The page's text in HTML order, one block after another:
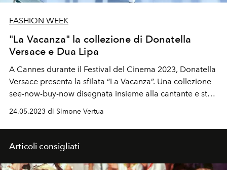
FASHION WEEK
"La Vacanza" la collezione di Donatella
Versace e Dua Lipa
A Cannes durante il Festival del Cinema 2023, Donatella
Versace presenta la sfilata “La Vacanza”. Una collezione
see-now-buy-now disegnata insieme alla cantante e star
24.05.2023 di Simone Vertua
Articoli consigliati